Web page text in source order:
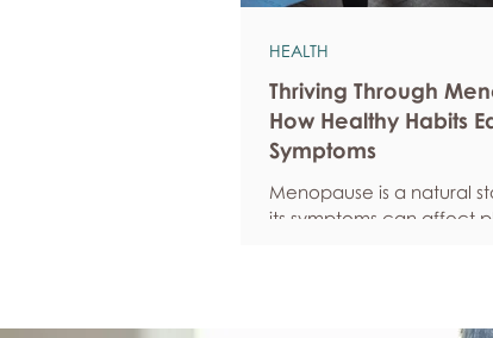
Thriving Through
How Healthy Habits
Symptoms
Menopause is a natural
its symptoms can affect
HEALTH